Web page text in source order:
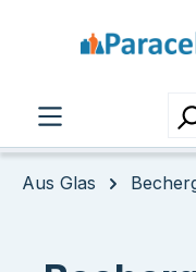
Aus Glas